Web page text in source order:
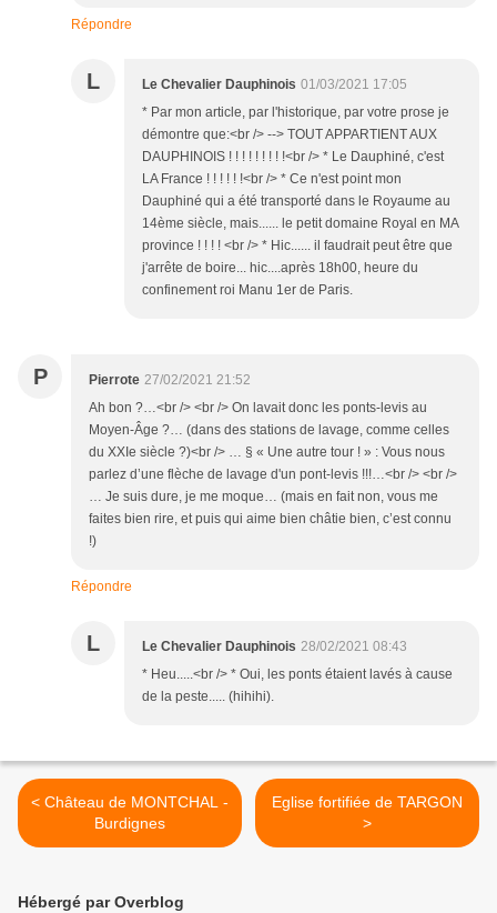
Répondre
L Le Chevalier Dauphinois 01/03/2021 17:05
* Par mon article, par l'historique, par votre prose je
démontre que:<br /> --> TOUT APPARTIENT AUX
DAUPHINOIS ! ! ! ! ! ! ! ! !<br /> * Le Dauphiné, c'est
LA France ! ! ! ! ! !<br /> * Ce n'est point mon
Dauphiné qui a été transporté dans le Royaume au
14ème siècle, mais...... le petit domaine Royal en MA
province ! ! ! ! <br /> * Hic...... il faudrait peut être que
j'arrête de boire... hic....après 18h00, heure du
confinement roi Manu 1er de Paris.
P Pierrote 27/02/2021 21:52
Ah bon ?…<br /> <br /> On lavait donc les ponts-levis au
Moyen-Âge ?… (dans des stations de lavage, comme celles
du XXIe siècle ?)<br /> … § « Une autre tour ! » : Vous nous
parlez d’une flèche de lavage d'un pont-levis !!!…<br /> <br />
… Je suis dure, je me moque… (mais en fait non, vous me
faites bien rire, et puis qui aime bien châtie bien, c’est connu
!)
Répondre
L Le Chevalier Dauphinois 28/02/2021 08:43
* Heu.....<br /> * Oui, les ponts étaient lavés à cause
de la peste..... (hihihi).
< Château de MONTCHAL -
Burdignes
Eglise fortifiée de TARGON
>
Hébergé par Overblog